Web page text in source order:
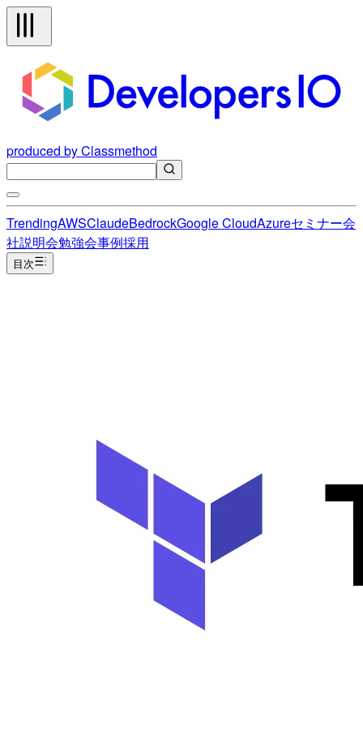
produced by Classmethod
TrendingAWSClaudeBedrockGoogle CloudAzureセミナー会
社説明会勉強会事例採用
目次